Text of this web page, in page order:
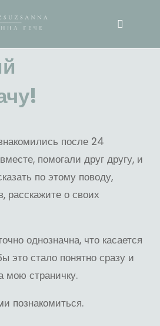
после 24
помогали друг другу, и
по этому поводу,
расскажите о своих
однозначна, что касается
это стало понятно сразу и
мою страничку.
познакомиться.